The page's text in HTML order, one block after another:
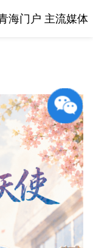
海门户 主流媒体